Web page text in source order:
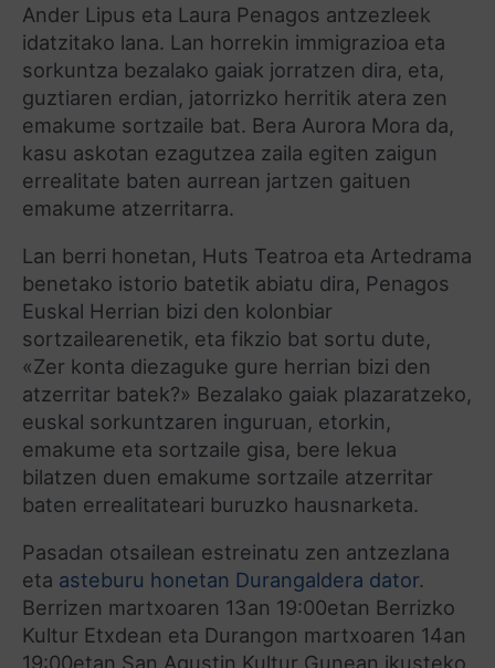
Ander Lipus eta Laura Penagos antzezleek
idatzitako lana. Lan horrekin immigrazioa eta
sorkuntza bezalako gaiak jorratzen dira, eta,
guztiaren erdian, jatorrizko herritik atera zen
emakume sortzaile bat. Bera Aurora Mora da,
kasu askotan ezagutzea zaila egiten zaigun
errealitate baten aurrean jartzen gaituen
emakume atzerritarra.
Lan berri honetan, Huts Teatroa eta Artedrama
benetako istorio batetik abiatu dira, Penagos
Euskal Herrian bizi den kolonbiar
sortzailearenetik, eta fikzio bat sortu dute,
«Zer konta diezaguke gure herrian bizi den
atzerritar batek?» Bezalako gaiak plazaratzeko,
euskal sorkuntzaren inguruan, etorkin,
emakume eta sortzaile gisa, bere lekua
bilatzen duen emakume sortzaile atzerritar
baten errealitateari buruzko hausnarketa.
Pasadan otsailean estreinatu zen antzezlana
eta asteburu honetan Durangaldera dator.
Berrizen martxoaren 13an 19:00etan Berrizko
Kultur Etxdean eta Durangon martxoaren 14an
19:00etan San Agustin Kultur Gunean ikusteko